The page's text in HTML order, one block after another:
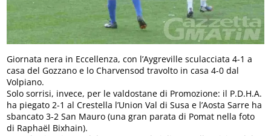
Giornata nera in Eccellenza, con l’Aygreville sculacciata 4-1 a
casa del Gozzano e lo Charvensod travolto in casa 4-0 dal
Volpiano.
Solo sorrisi, invece, per le valdostane di Promozione: il P.D.H.A.
ha piegato 2-1 al Crestella l’Union Val di Susa e l’Aosta Sarre ha
sbancato 3-2 San Mauro (una gran parata di Pomat nella foto
di Raphaël Bixhain).